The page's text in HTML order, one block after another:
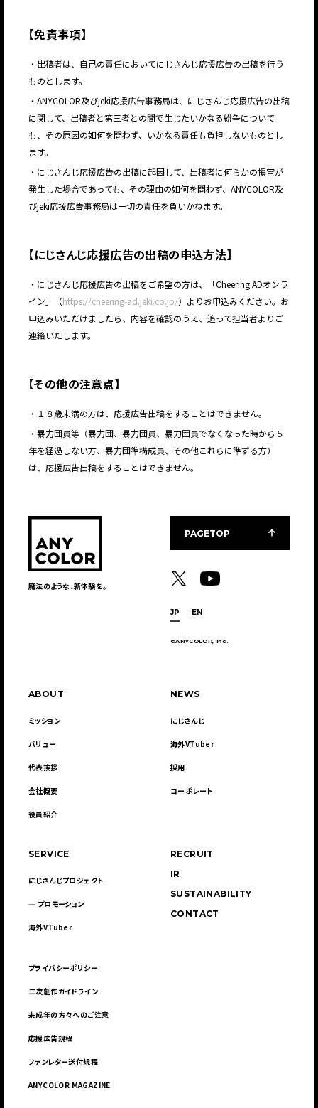
【免責事項】
・出稿者は、自己の責任においてにじさんじ応援広告の出稿を行う
ものとします。
・ANYCOLOR及びjeki応援広告事務局は、にじさんじ応援広告の出稿
に関して、出稿者と第三者との間で生じたいかなる紛争について
も、その原因の如何を問わず、いかなる責任も負担しないものとし
ます。
・にじさんじ応援広告の出稿に起因して、出稿者に何らかの損害が
発生した場合であっても、その理由の如何を問わず、ANYCOLOR及
びjeki応援広告事務局は一切の責任を負いかねます。
【にじさんじ応援広告の出稿の申込方法】
・にじさんじ応援広告の出稿をご希望の方は、「Cheering ADオンラ
イン」（https://cheering-ad.jeki.co.jp/）よりお申込みください。お
申込みいただけましたら、内容を確認のうえ、追って担当者よりご
連絡いたします。
【その他の注意点】
・１８歳未満の方は、応援広告出稿をすることはできません。
・暴力団員等（暴力団、暴力団員、暴力団員でなくなった時から５
年を経過しない方、暴力団準構成員、その他これらに準ずる方）
は、応援広告出稿をすることはできません。
魔法のような、新体験を。
JP EN
©ANYCOLOR, Inc.
ABOUT
ミッション
バリュー
代表挨拶
会社概要
役員紹介
NEWS
にじさんじ
海外VTuber
採用
コーポレート
SERVICE
にじさんじプロジェクト
― プロモーション
海外VTuber
RECRUIT
IR
SUSTAINABILITY
CONTACT
プライバシーポリシー
二次創作ガイドライン
未成年の方々へのご注意
応援広告規程
ファンレター送付規程
ANYCOLOR MAGAZINE
PAGETOP